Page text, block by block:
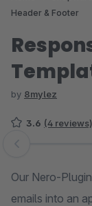
Header & Footer
by 8mylez
3.6 (4 reviews)
Skip image
Our Nero-
emails into an